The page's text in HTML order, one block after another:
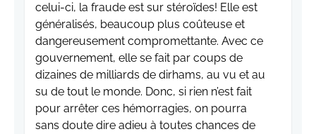
celui-ci, la fraude est sur stéroïdes! Elle est
généralisés, beaucoup plus coûteuse et
dangereusement compromettante. Avec ce
gouvernement, elle se fait par coups de
dizaines de milliards de dirhams, au vu et au
su de tout le monde. Donc, si rien n’est fait
pour arrêter ces hémorragies, on pourra
sans doute dire adieu à toutes chances de